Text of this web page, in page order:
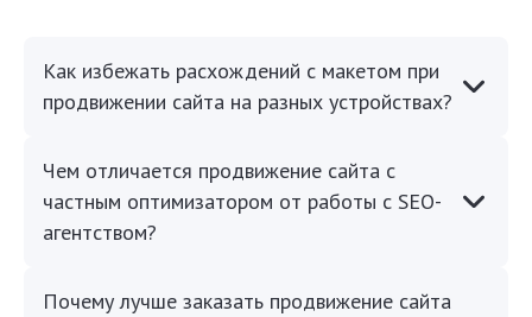
Как избежать расхождений с макетом при
продвижении сайта на разных устройствах?
Чем отличается продвижение сайта с
частным оптимизатором от работы с SEO-
агентством?
Почему лучше заказать продвижение сайта